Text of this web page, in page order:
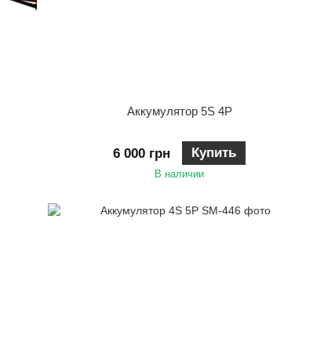
Аккумулятор 5S 4P
6 000 грн Купить
В наличии